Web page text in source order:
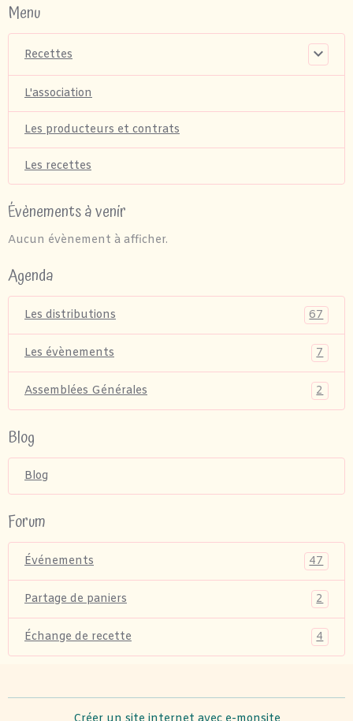
Menu
Recettes
L'association
Les producteurs et contrats
Les recettes
Évènements à venir
Aucun évènement à afficher.
Agenda
Les distributions 67
Les évènements 7
Assemblées Générales 2
Blog
Blog
Forum
Événements 47
Partage de paniers 2
Échange de recette 4